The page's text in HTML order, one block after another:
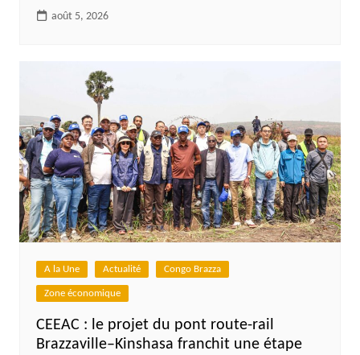
août 5, 2026
A la Une Actualité Congo Brazza
Zone économique
CEEAC : le projet du pont route-rail
Brazzaville–Kinshasa franchit une étape